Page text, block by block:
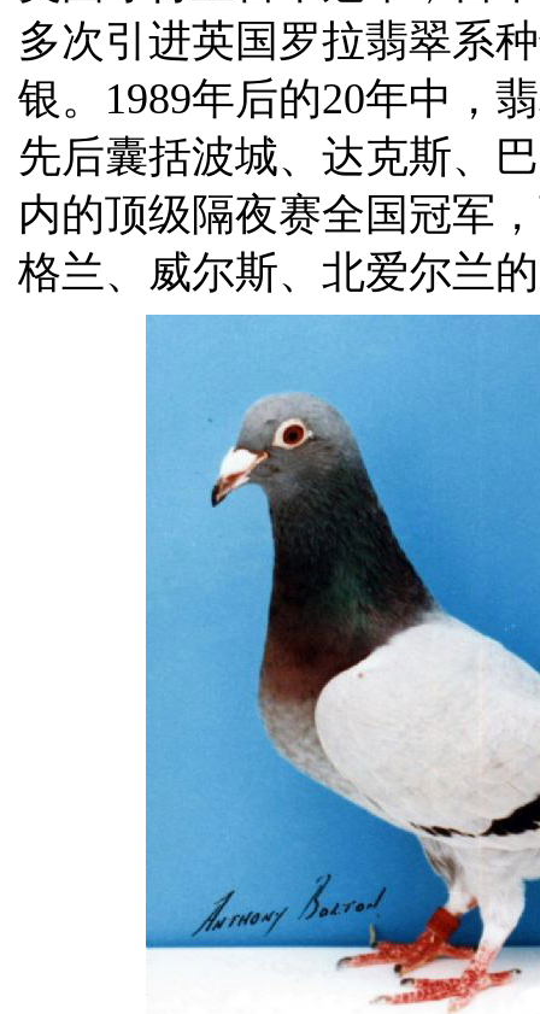
多次引进英国罗拉翡翠系
银。1989年后的20年中，
先后囊括波城、达克斯、
内的顶级隔夜赛全国冠军
格兰、威尔斯、北爱尔兰